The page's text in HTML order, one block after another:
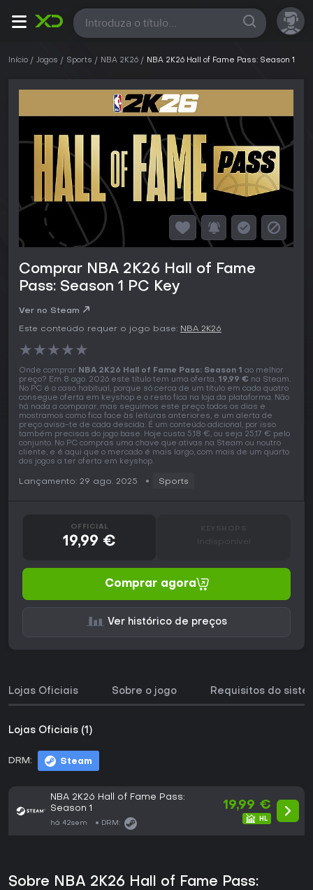
Todas
Início Jogos Sports NBA 2K26 NBA 2K26 Hall of Fame Pass: Season 1
Comprar NBA 2K26 Hall of Fame
Pass: Season 1 PC Key
Ver no Steam
Este conteúdo requer o jogo base: NBA 2K26
★★★★★
Onde comprar NBA 2K26 Hall of Fame Pass: Season 1 ao melhor
preço? Em 8 ago. 2026 este título tem uma oferta, 19,99 € na Steam.
No PC é o caso habitual, porque só cerca de um título em cada quatro
consegue oferta em keyshop e o resto fica na loja da plataforma. Não
há nada a comparar, mas seguimos este preço todos os dias e
mostramos como fica face às leituras anteriores, e um alerta de
preço avisa-te de cada descida. É um conteúdo adicional, por isso
também precisas do jogo base. Hoje custa 5,18 €, ou seja 25,17 € pelo
conjunto. No PC compras uma chave que ativas na Steam ou noutro
cliente, e é aqui que o mercado é mais largo, com mais de um quarto
dos jogos a ter oferta em keyshop.
Lançamento: 29 ago. 2025 Sports
OFFICIAL
19,99 € Indisponível
Comprar agora
Ver histórico de preços
Lojas Oficiais Sobre o jogo Requisitos do
Lojas Oficiais (1)
DRM: Steam
NBA 2K26 Hall of Fame Pass:
Season 1
há 42sem DRM:
19,99 €
Sobre NBA 2K26 Hall of Fame Pass: